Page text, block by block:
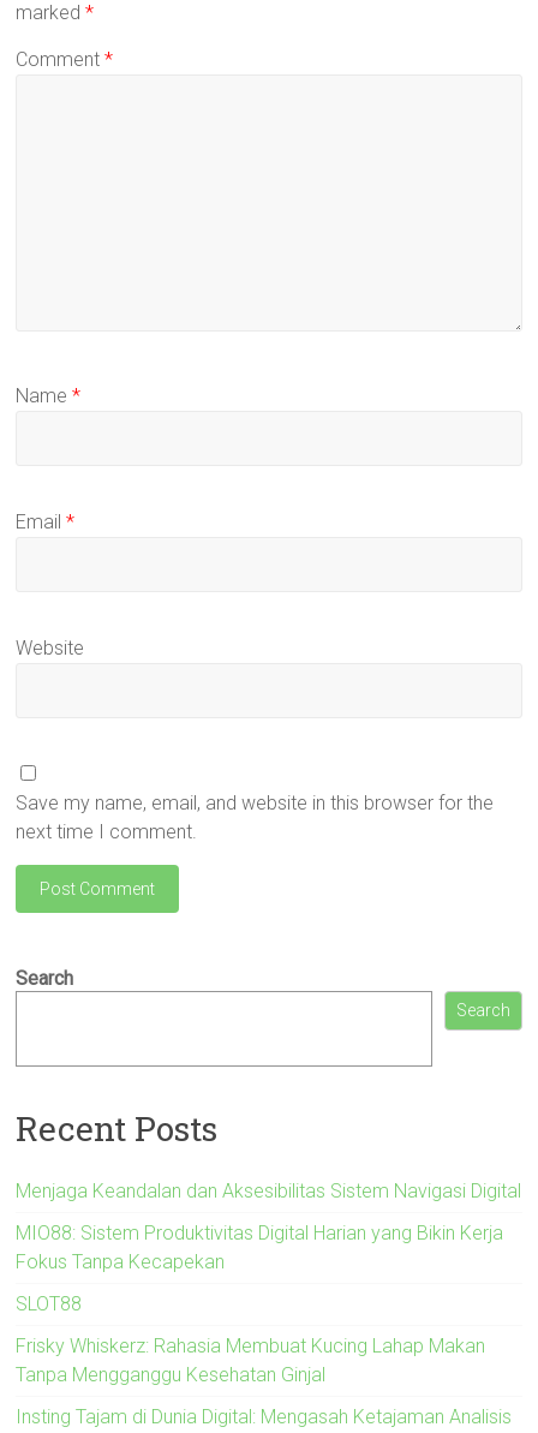
marked*
Comment*
Name*
Email*
Website
Save my name, email, and website in this browser for the
next time I comment.
Search
Search
Recent Posts
Menjaga Keandalan dan Aksesibilitas Sistem Navigasi Digital
MIO88: Sistem Produktivitas Digital Harian yang Bikin Kerja
Fokus Tanpa Kecapekan
SLOT88
Frisky Whiskerz: Rahasia Membuat Kucing Lahap Makan
Tanpa Mengganggu Kesehatan Ginjal
Insting Tajam di Dunia Digital: Mengasah Ketajaman Analisis